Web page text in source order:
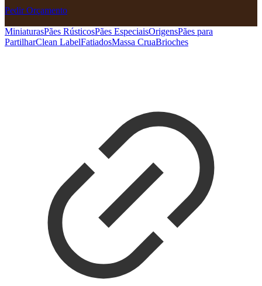
Pedir Orçamento
MiniaturasPães RústicosPães EspeciaisOrigensPães para
PartilharClean LabelFatiadosMassa CruaBrioches